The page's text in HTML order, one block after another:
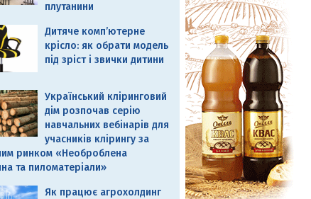
плутанини
Дитяче комп’ютерне
крісло: як обрати модель
під зріст і звички дитини
Український кліринговий
дім розпочав серію
навчальних вебінарів для
учасників клірингу за
ринком «Необроблена
та пиломатеріали»
Як працює агрохолдинг